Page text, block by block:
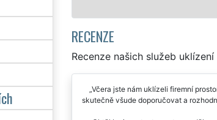
RECENZE
Recenze našich služeb
Včera jste nám uklízeli firemní
skutečně všude doporučovat a